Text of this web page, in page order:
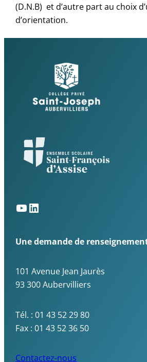
(D.N.B) et d’autre part au choix
d’orientation.
Une demande de
101 Avenue Jean Jaurès
93 300 Aubervilliers
Tél. : 01 43 52 29 80
Fax : 01 43 52 36 50
Contactez-nous